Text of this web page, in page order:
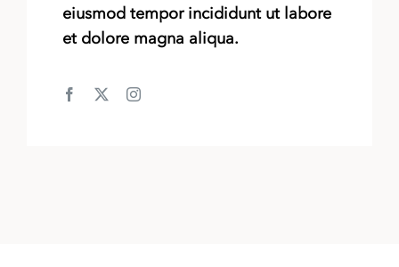
eiusmod tempor incididunt ut labore
et dolore magna aliqua.